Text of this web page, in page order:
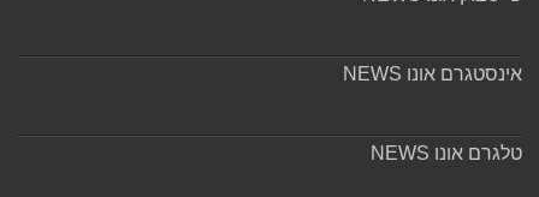
אינסטגרם אונו NEWS
טלגרם אונו NEWS